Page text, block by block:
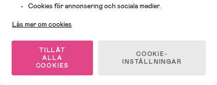
Double Black
13 394 kr
Mid Blue
Cookies för annonsering och sociala medier.
Läs mer om cookies
TILLÅT
ALLA
COOKIES
COOKIE-
INSTÄLLNINGAR